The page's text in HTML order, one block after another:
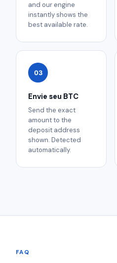
and our engine
instantly shows the
best available rate.
03
Envie seu BTC
Send the exact
amount to the
deposit address
shown. Detected
automatically.
FAQ